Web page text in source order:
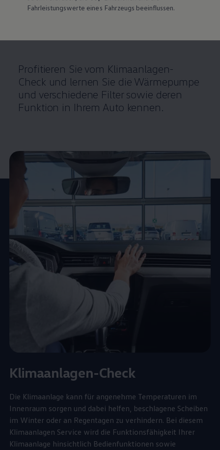
Profitieren Sie vom Klimaanlagen-
Check und lernen Sie die Wärmepumpe
und verschiedene Filter sowie deren
Funktion in Ihrem Auto kennen.
Klimaanlagen-Check
Die Klimaanlage kann für angenehme Temperaturen im
Innenraum sorgen und dabei helfen, beschlagene Scheiben
im Winter oder an Regentagen zu verhindern. Bei diesem
Klimaanlagen Service wird die Funktionsfähigkeit Ihrer
Klimaanlage hinsichtlich Bedienfunktionen sowie
Fahrleistungswerte eines Fahrzeugs beeinflussen.